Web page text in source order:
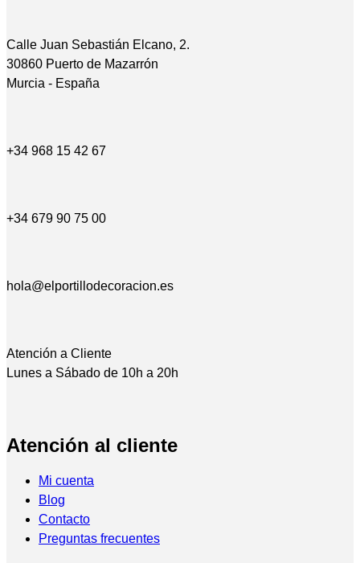
Calle Juan Sebastián Elcano, 2.
30860 Puerto de Mazarrón
Murcia - España
+34 968 15 42 67
+34 679 90 75 00
hola@elportillodecoracion.es
Atención a Cliente
Lunes a Sábado de 10h a 20h
Atención al cliente
Mi cuenta
Blog
Contacto
Preguntas frecuentes